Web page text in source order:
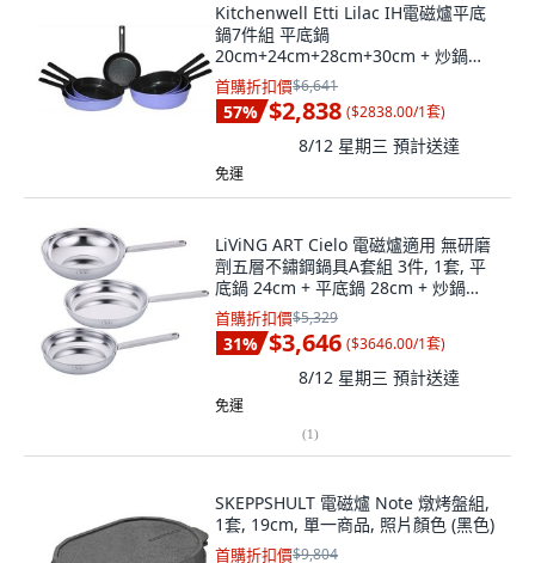
Kitchenwell Etti Lilac IH電磁爐平底
鍋7件組 平底鍋
20cm+24cm+28cm+30cm + 炒鍋
24cm+28cm+30cm, 1套, 煎鍋
(20cm、24cm、28cm、30cm）+宮
廷鍋(24cm、28cm、30cm）
首購折扣價$6,641
57% $2,838 ($2838.00/1套)
8/12 星期三 預計送達
免運
LiViNG ART Cielo 電磁爐適用 無研磨
劑五層不鏽鋼鍋具A套組 3件, 1套, 平
底鍋 24cm + 平底鍋 28cm + 炒鍋
28cm, 單一顏色
首購折扣價$5,329
31% $3,646 ($3646.00/1套)
8/12 星期三 預計送達
免運
(1)
SKEPPSHULT 電磁爐 Note 燉烤盤組,
1套, 19cm, 單一商品, 照片顏色 (黑色)
首購折扣價$9,804